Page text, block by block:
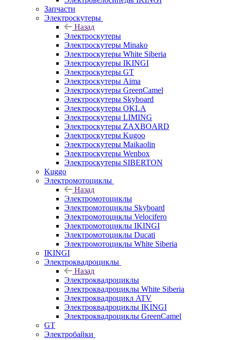
Запчасти
Электроскутеры
Назад
Электроскутеры
Электроскутеры Minako
Электроскутеры White Siberia
Электроскутеры IKINGI
Электроскутеры GT
Электроскутеры Aima
Электроскутеры GreenCamel
Электроскутеры Skyboard
Электроскутеры OKLA
Электроскутеры LIMING
Электроскутеры ZAXBOARD
Электроскутеры Kugoo
Электроскутеры Maikaolin
Электроскутеры Wenbox
Электроскутеры SIBERTON
Kuggo
Электромотоциклы
Назад
Электромотоциклы
Электромотоциклы Skyboard
Электромотоциклы Velocifero
Электромотоциклы IKINGI
Электромотоциклы Ducati
Электромотоциклы White Siberia
IKINGI
Электроквадроциклы
Назад
Электроквадроциклы
Электроквадроциклы White Siberia
Электроквадроцикл ATV
Электроквадроциклы IKINGI
Электроквадроциклы GreenCamel
GT
Электробайки